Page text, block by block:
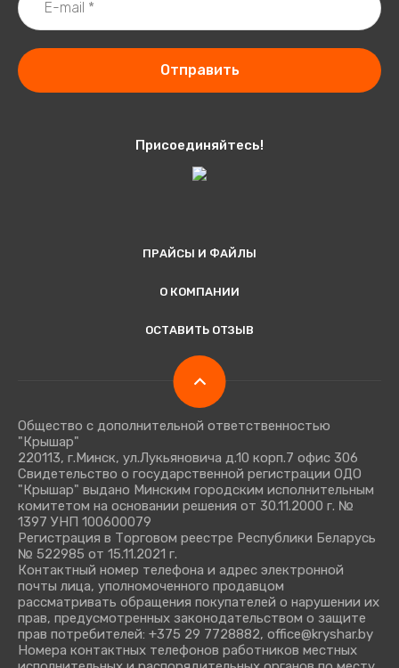
Присоединяйтесь!
Отправить
ПРАЙСЫ И ФАЙЛЫ
О КОМПАНИИ
ОСТАВИТЬ ОТЗЫВ
Общество с дополнительной ответственностью
"Крышар"
220113, г.Минск, ул.Лукьяновича д.10 корп.7 офис 306
Свидетельство о государственной регистрации ОДО
"Крышар" выдано Минским городским исполнительным
комитетом на основании решения от 30.11.2000 г. №
1397 УНП 100600079
Регистрация в Торговом реестре Республики Беларусь
№ 522985 от 15.11.2021 г.
Контактный номер телефона и адрес электронной
почты лица, уполномоченного продавцом
рассматривать обращения покупателей о нарушении их
прав, предусмотренных законодательством о защите
прав потребителей: +375 29 7728882, office@kryshar.by
Номера контактных телефонов работников местных